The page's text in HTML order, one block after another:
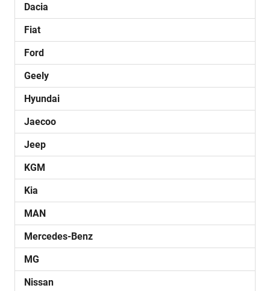
Dacia
Fiat
Ford
Geely
Hyundai
Jaecoo
Jeep
KGM
Kia
MAN
Mercedes-Benz
MG
Nissan